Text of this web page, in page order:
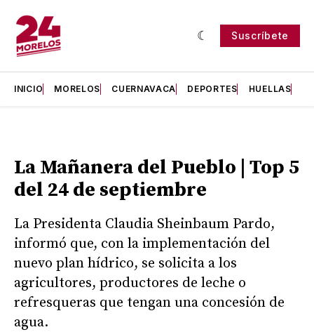
Suscríbete
INICIO MORELOS CUERNAVACA DEPORTES HUELLAS
La Mañanera del Pueblo | Top 5
del 24 de septiembre
La Presidenta Claudia Sheinbaum Pardo,
informó que, con la implementación del
nuevo plan hídrico, se solicita a los
agricultores, productores de leche o
refresqueras que tengan una concesión de
agua.